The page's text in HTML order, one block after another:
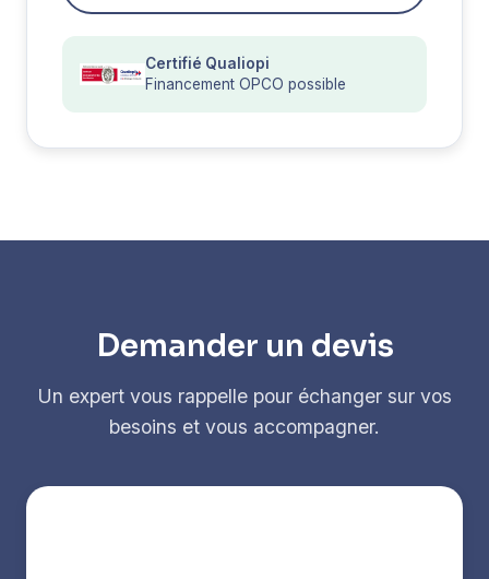
Certifié Qualiopi
Financement OPCO possible
Demander un devis
Un expert vous rappelle pour échanger sur vos
besoins et vous accompagner.